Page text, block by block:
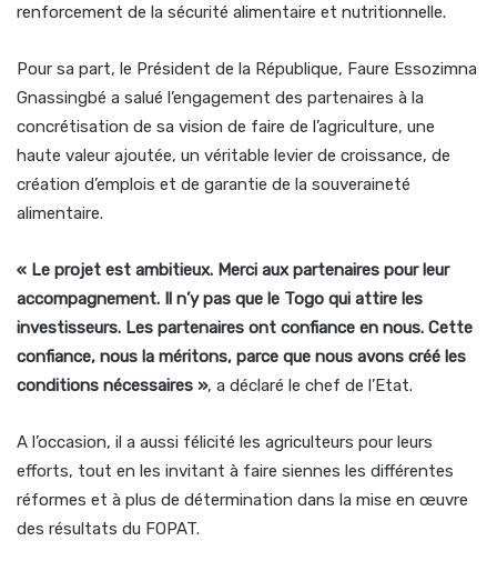
renforcement de la sécurité alimentaire et nutritionnelle.
Pour sa part, le Président de la République, Faure Essozimna
Gnassingbé a salué l’engagement des partenaires à la
concrétisation de sa vision de faire de l’agriculture, une
haute valeur ajoutée, un véritable levier de croissance, de
création d’emplois et de garantie de la souveraineté
alimentaire.
« Le projet est ambitieux. Merci aux partenaires pour leur
accompagnement. Il n’y pas que le Togo qui attire les
investisseurs. Les partenaires ont confiance en nous. Cette
confiance, nous la méritons, parce que nous avons créé les
conditions nécessaires », a déclaré le chef de l’Etat.
A l’occasion, il a aussi félicité les agriculteurs pour leurs
efforts, tout en les invitant à faire siennes les différentes
réformes et à plus de détermination dans la mise en œuvre
des résultats du FOPAT.